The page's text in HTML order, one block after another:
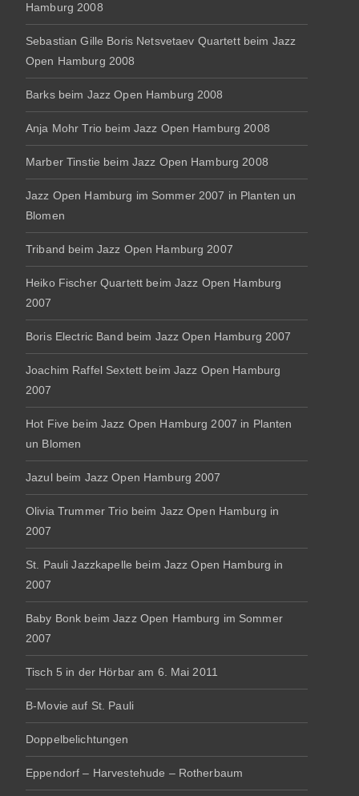
Hamburg 2008
Sebastian Gille Boris Netsvetaev Quartett beim Jazz
Open Hamburg 2008
Barks beim Jazz Open Hamburg 2008
Anja Mohr Trio beim Jazz Open Hamburg 2008
Marber Tinstie beim Jazz Open Hamburg 2008
Jazz Open Hamburg im Sommer 2007 in Planten un
Blomen
Triband beim Jazz Open Hamburg 2007
Heiko Fischer Quartett beim Jazz Open Hamburg
2007
Boris Electric Band beim Jazz Open Hamburg 2007
Joachim Raffel Sextett beim Jazz Open Hamburg
2007
Hot Five beim Jazz Open Hamburg 2007 in Planten
un Blomen
Jazul beim Jazz Open Hamburg 2007
Olivia Trummer Trio beim Jazz Open Hamburg in
2007
St. Pauli Jazzkapelle beim Jazz Open Hamburg in
2007
Baby Bonk beim Jazz Open Hamburg im Sommer
2007
Tisch 5 in der Hörbar am 6. Mai 2011
B-Movie auf St. Pauli
Doppelbelichtungen
Eppendorf – Harvestehude – Rotherbaum